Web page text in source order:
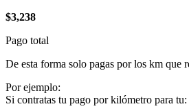
$3,238
Pago total
De esta forma solo pagas por los km que
Por ejemplo:
Si contratas tu pago por kilómetro para tu: